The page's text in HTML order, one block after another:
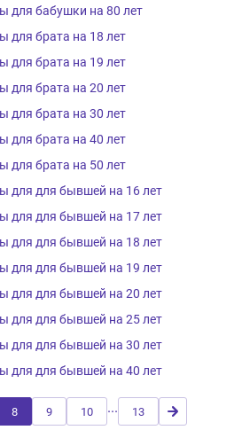
для бабушки на 80 лет
для брата на 18 лет
для брата на 19 лет
для брата на 20 лет
для брата на 30 лет
для брата на 40 лет
для брата на 50 лет
для для бывшей на 16 лет
для для бывшей на 17 лет
для для бывшей на 18 лет
для для бывшей на 19 лет
для для бывшей на 20 лет
для для бывшей на 25 лет
для для бывшей на 30 лет
для для бывшей на 40 лет
8 9 10 ... 13